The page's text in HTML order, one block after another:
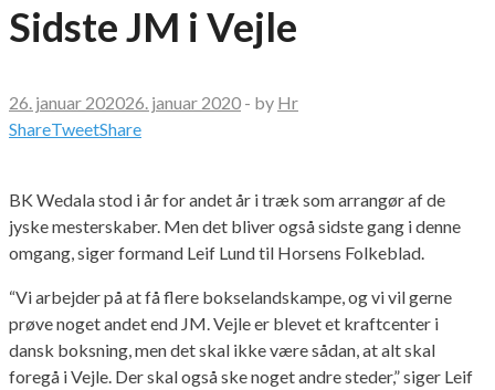
Sidste JM i Vejle
26. januar 202026. januar 2020 - by Hr
ShareTweetShare
BK Wedala stod i år for andet år i træk som arrangør af de
jyske mesterskaber. Men det bliver også sidste gang i denne
omgang, siger formand Leif Lund til Horsens Folkeblad.
“Vi arbejder på at få flere bokselandskampe, og vi vil gerne
prøve noget andet end JM. Vejle er blevet et kraftcenter i
dansk boksning, men det skal ikke være sådan, at alt skal
foregå i Vejle. Der skal også ske noget andre steder,” siger Leif